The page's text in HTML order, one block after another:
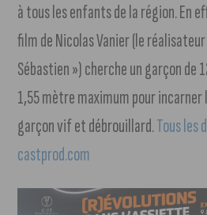
à tous les enfants de la région. En
film de Nicolas Vanier (le
Sébastien ») cherche un garçon de
1,55 mètre maximum pour incarner
garçon vif et débrouillard.Tous les
castprod.com